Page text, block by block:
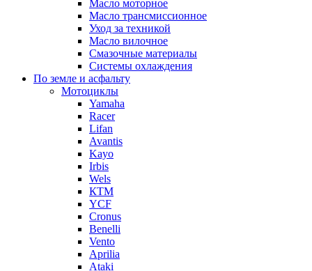
Масло моторное
Масло трансмиссионное
Уход за техникой
Масло вилочное
Смазочные материалы
Системы охлаждения
По земле и асфальту
Мотоциклы
Yamaha
Racer
Lifan
Avantis
Kayo
Irbis
Wels
КТМ
YCF
Cronus
Benelli
Vento
Aprilia
Ataki